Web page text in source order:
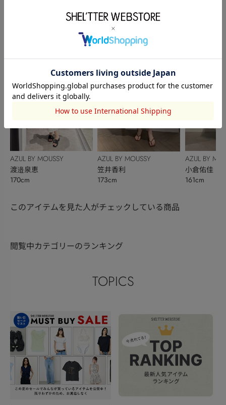
AZUL BY MOUSSY
渡邉泉恵
170cm
澤野冴弥
161cm
AZUL BY MOUSSY
笠井香利
173cm
AZUL BY
小倉佑佳
161cm
このアイテムを見た人がチェックしている商品
閲覧中カテゴリーのランキング
TOPICS